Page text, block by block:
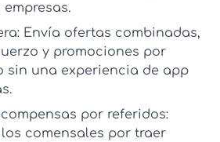
.
Envía ofertas combinadas,
y promociones por
sin una experiencia de app
.
por referidos:
los comensales por traer